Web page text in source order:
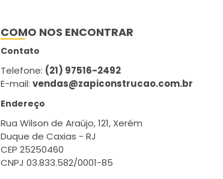
COMO NOS ENCONTRAR
Contato
Telefone: (21) 97516-2492
E-mail:vendas@zapiconstrucao.com.br
Endereço
Rua Wilson de Araújo, 121, Xerém
Duque de Caxias - RJ
CEP 25250460
CNPJ 03.833.582/0001-85